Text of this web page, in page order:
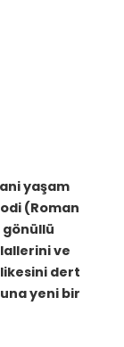
yaşam
(Roman
gönüllü
ve
dert
yeni bir